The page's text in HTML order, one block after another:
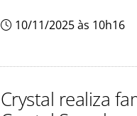
10/11/2025 às 10h16
Crystal realiza